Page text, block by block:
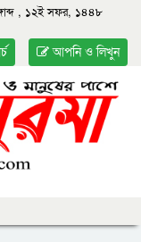
, ১২ই সফর, ১৪৪৮
আপনি ও লিখুন